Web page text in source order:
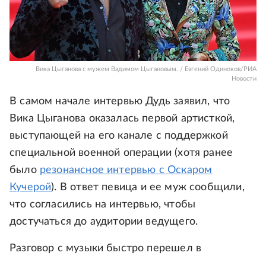
Вика Цыганова с мужем Вадимом Цыгановым. / Евгений Одиноков/РИА
Новости
В самом начале интервью Дудь заявил, что
Вика Цыганова оказалась первой артисткой,
выступающей на его канале с поддержкой
специальной военной операции (хотя ранее
было резонансное интервью с Оскаром
Кучерой). В ответ певица и ее муж сообщили,
что согласились на интервью, чтобы
достучаться до аудитории ведущего.
Разговор с музыки быстро перешел в